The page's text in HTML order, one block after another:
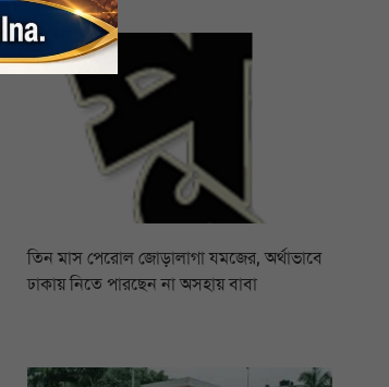
তিন মাস পেরোল জোড়ালাগা যমজের, অর্থাভাবে
ঢাকায় নিতে পারছেন না অসহায় বাবা